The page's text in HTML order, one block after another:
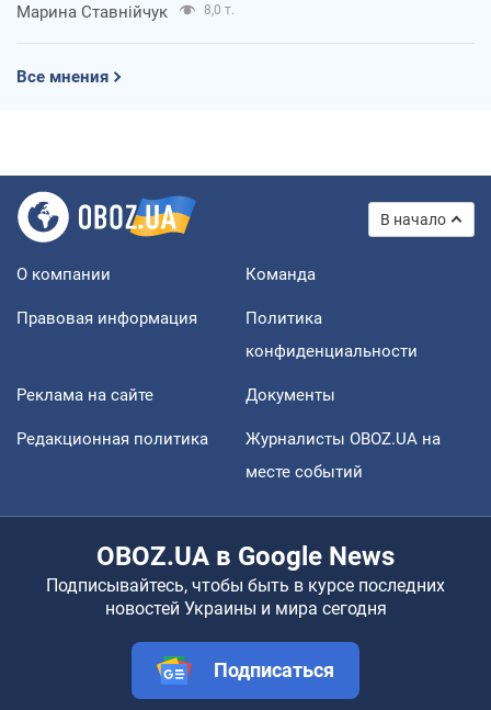
Марина Ставнійчук 8,0 т.
Все мнения
В начало
О компании Команда
Правовая информация
Политика
конфиденциальности
Реклама на сайте Документы
Редакционная политика
Журналисты OBOZ.UA на
месте событий
OBOZ.UA в Google News
Подписывайтесь, чтобы быть в курсе последних
новостей Украины и мира сегодня
Подписаться